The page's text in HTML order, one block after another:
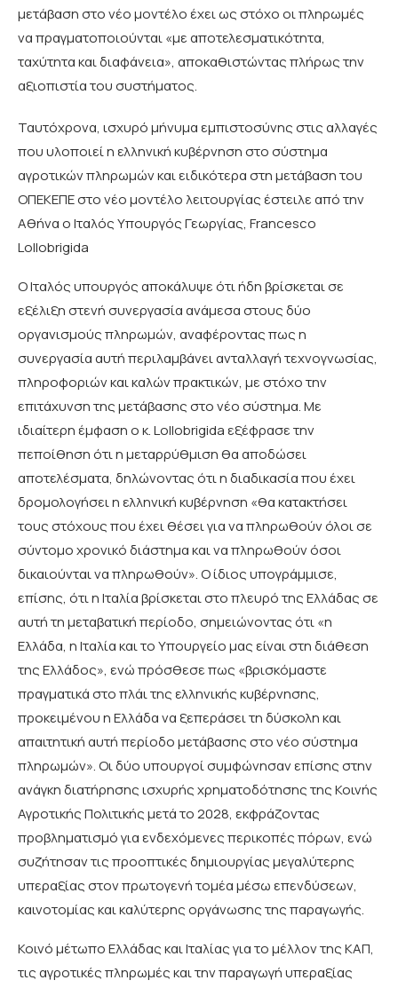
μετάβαση στο νέο μοντέλο έχει ως στόχο οι πληρωμές
να πραγματοποιούνται «με αποτελεσματικότητα,
ταχύτητα και διαφάνεια», αποκαθιστώντας πλήρως την
αξιοπιστία του συστήματος.
Ταυτόχρονα, ισχυρό μήνυμα εμπιστοσύνης στις αλλαγές
που υλοποιεί η ελληνική κυβέρνηση στο σύστημα
αγροτικών πληρωμών και ειδικότερα στη μετάβαση του
ΟΠΕΚΕΠΕ στο νέο μοντέλο λειτουργίας έστειλε από την
Αθήνα ο Ιταλός Υπουργός Γεωργίας, Francesco
Lollobrigida
Ο Ιταλός υπουργός αποκάλυψε ότι ήδη βρίσκεται σε
εξέλιξη στενή συνεργασία ανάμεσα στους δύο
οργανισμούς πληρωμών, αναφέροντας πως η
συνεργασία αυτή περιλαμβάνει ανταλλαγή τεχνογνωσίας,
πληροφοριών και καλών πρακτικών, με στόχο την
επιτάχυνση της μετάβασης στο νέο σύστημα. Με
ιδιαίτερη έμφαση ο κ. Lollobrigida εξέφρασε την
πεποίθηση ότι η μεταρρύθμιση θα αποδώσει
αποτελέσματα, δηλώνοντας ότι η διαδικασία που έχει
δρομολογήσει η ελληνική κυβέρνηση «θα κατακτήσει
τους στόχους που έχει θέσει για να πληρωθούν όλοι σε
σύντομο χρονικό διάστημα και να πληρωθούν όσοι
δικαιούνται να πληρωθούν». Ο ίδιος υπογράμμισε,
επίσης, ότι η Ιταλία βρίσκεται στο πλευρό της Ελλάδας σε
αυτή τη μεταβατική περίοδο, σημειώνοντας ότι «η
Ελλάδα, η Ιταλία και το Υπουργείο μας είναι στη διάθεση
της Ελλάδος», ενώ πρόσθεσε πως «βρισκόμαστε
πραγματικά στο πλάι της ελληνικής κυβέρνησης,
προκειμένου η Ελλάδα να ξεπεράσει τη δύσκολη και
απαιτητική αυτή περίοδο μετάβασης στο νέο σύστημα
πληρωμών». Οι δύο υπουργοί συμφώνησαν επίσης στην
ανάγκη διατήρησης ισχυρής χρηματοδότησης της Κοινής
Αγροτικής Πολιτικής μετά το 2028, εκφράζοντας
προβληματισμό για ενδεχόμενες περικοπές πόρων, ενώ
συζήτησαν τις προοπτικές δημιουργίας μεγαλύτερης
υπεραξίας στον πρωτογενή τομέα μέσω επενδύσεων,
καινοτομίας και καλύτερης οργάνωσης της παραγωγής.
Κοινό μέτωπο Ελλάδας και Ιταλίας για το μέλλον της ΚΑΠ,
τις αγροτικές πληρωμές και την παραγωγή υπεραξίας